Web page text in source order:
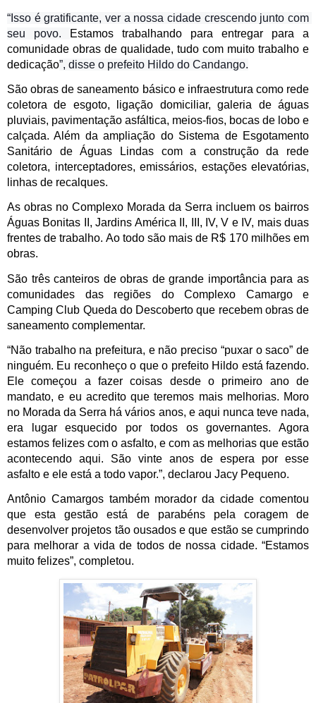
“Isso é gratificante, ver a nossa cidade crescendo junto com
seu povo.
Estamos trabalhando para entregar para a
comunidade obras de qualidade, tudo com muito trabalho e
dedicação”, disse o prefeito Hildo do Candango.
São obras de saneamento básico e infraestrutura como rede
coletora de esgoto, ligação domiciliar, galeria de águas
pluviais, pavimentação asfáltica, meios-fios, bocas de lobo e
calçada. Além da ampliação do Sistema de Esgotamento
Sanitário de Águas Lindas com a construção da rede
coletora, interceptadores, emissários, estações elevatórias,
linhas de recalques.
As obras no Complexo Morada da Serra incluem os bairros
Águas Bonitas II, Jardins América II, III, IV, V e IV, mais duas
frentes de trabalho. Ao todo são mais de R$ 170 milhões em
obras.
São três canteiros de obras de grande importância para as
comunidades das regiões do Complexo Camargo e
Camping Club Queda do Descoberto que recebem obras de
saneamento complementar.
“Não trabalho na prefeitura, e não preciso “puxar o saco” de
ninguém. Eu reconheço o que o prefeito Hildo está fazendo.
Ele começou a fazer coisas desde o primeiro ano de
mandato, e eu acredito que teremos mais melhorias. Moro
no Morada da Serra há vários anos, e aqui nunca teve nada,
era lugar esquecido por todos os governantes. Agora
estamos felizes com o asfalto, e com as melhorias que estão
acontecendo aqui. São vinte anos de espera por esse
asfalto e ele está a todo vapor.”, declarou Jacy Pequeno.
Antônio Camargos também morador da cidade comentou
que esta gestão está de parabéns pela coragem de
desenvolver projetos tão ousados e que estão se cumprindo
para melhorar a vida de todos de nossa cidade. “Estamos
muito felizes”, completou.